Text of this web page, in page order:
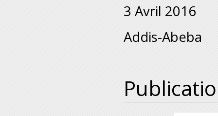
3 Avril 2016
Addis-Abeba